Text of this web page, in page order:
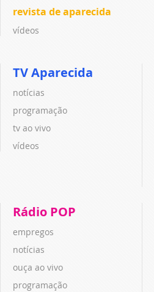
revista de aparecida
vídeos
TV Aparecida
notícias
programação
tv ao vivo
vídeos
Rádio POP
empregos
notícias
ouça ao vivo
programação